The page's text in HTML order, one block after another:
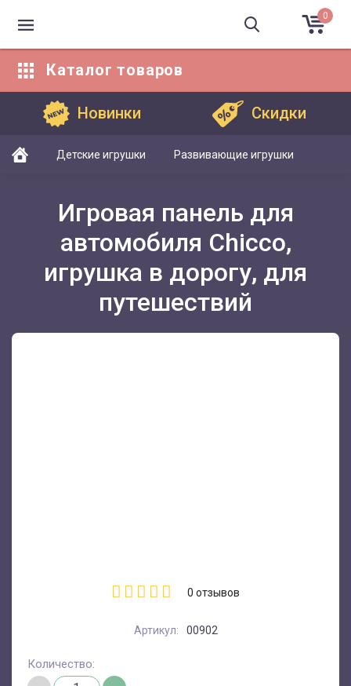
0
Каталог товаров
Новинки Скидки
Детские игрушки Развивающие игрушки
Игровая панель для
автомобиля Chicco,
игрушка в дорогу, для
путешествий
0 отзывов
Артикул: 00902
Количество: